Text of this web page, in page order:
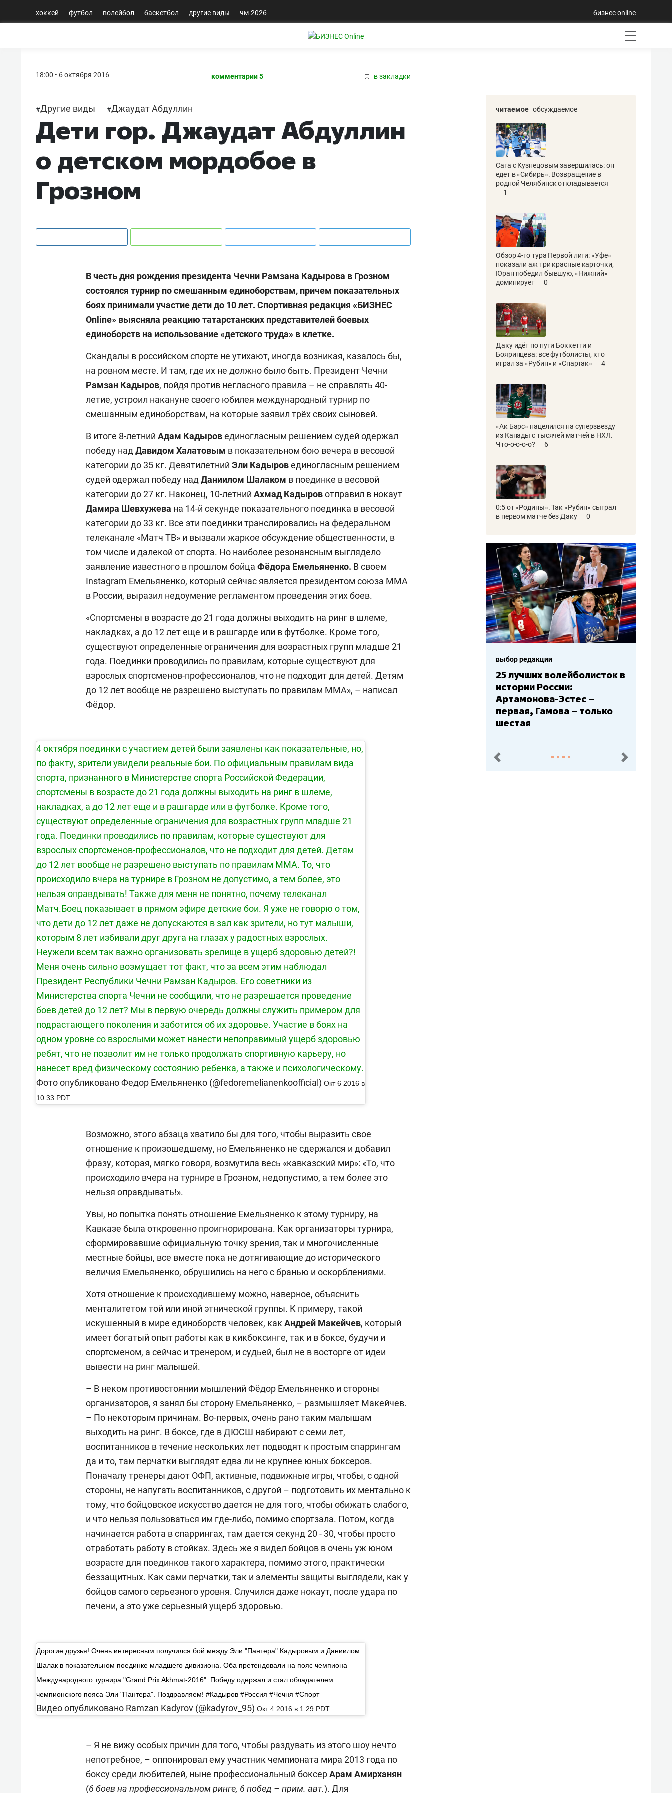
хоккей футбол волейбол баскетбол другие виды чм-2026 бизнес online
18:00 • 6 октября 2016 комментарии 5 в закладки
#Другие виды #Джаудат Абдуллин
Дети гор. Джаудат Абдуллин
о детском мордобое в
Грозном
В честь дня рождения президента Чечни Рамзана Кадырова в Грозном
состоялся турнир по смешанным единоборствам, причем показательных
боях принимали участие дети до 10 лет. Спортивная редакция «БИЗНЕС
Online» выясняла реакцию татарстанских представителей боевых
единоборств на использование «детского труда» в клетке.
Скандалы в российском спорте не утихают, иногда возникая, казалось бы,
на ровном месте. И там, где их не должно было быть. Президент Чечни
Рамзан Кадыров, пойдя против негласного правила – не справлять 40-
летие, устроил накануне своего юбилея международный турнир по
смешанным единоборствам, на которые заявил трёх своих сыновей.
В итоге 8-летний Адам Кадыровединогласным решением судей одержал
победу над Давидом Халатовым в показательном бою вечера в весовой
категории до 35 кг. Девятилетний Эли Кадыровединогласным решением
судей одержал победу над Даниилом Шалаком в поединке в весовой
категории до 27 кг. Наконец, 10-летний Ахмад Кадыровотправил в нокаут
Дамира Шевхужева на 14-й секунде показательного поединка в весовой
категории до 33 кг. Все эти поединки транслировались на федеральном
телеканале «Матч ТВ» и вызвали жаркое обсуждение общественности, в
том числе и далекой от спорта. Но наиболее резонансным выглядело
заявление известного в прошлом бойца Фёдора Емельяненко. В своем
Instagram Емельяненко, который сейчас является президентом союза ММА
в России, выразил недоумение регламентом проведения этих боев.
«Спортсмены в возрасте до 21 года должны выходить на ринг в шлеме,
накладках, а до 12 лет еще и в рашгарде или в футболке. Кроме того,
существуют определенные ограничения для возрастных групп младше 21
года. Поединки проводились по правилам, которые существуют для
взрослых спортсменов-профессионалов, что не подходит для детей. Детям
до 12 лет вообще не разрешено выступать по правилам ММА», – написал
Фёдор.
4 октября поединки с участием детей были заявлены как показательные, но,
по факту, зрители увидели реальные бои. По официальным правилам вида
спорта, признанного в Министерстве спорта Российской Федерации,
спортсмены в возрасте до 21 года должны выходить на ринг в шлеме,
накладках, а до 12 лет еще и в рашгарде или в футболке. Кроме того,
существуют определенные ограничения для возрастных групп младше 21
года. Поединки проводились по правилам, которые существуют для
взрослых спортсменов-профессионалов, что не подходит для детей. Детям
до 12 лет вообще не разрешено выступать по правилам ММА. То, что
происходило вчера на турнире в Грозном не допустимо, а тем более, это
нельзя оправдывать! Также для меня не понятно, почему телеканал
Матч.Боец показывает в прямом эфире детские бои. Я уже не говорю о том,
что дети до 12 лет даже не допускаются в зал как зрители, но тут малыши,
которым 8 лет избивали друг друга на глазах у радостных взрослых.
Неужели всем так важно организовать зрелище в ущерб здоровью детей?!
Меня очень сильно возмущает тот факт, что за всем этим наблюдал
Президент Республики Чечни Рамзан Кадыров. Его советники из
Министерства спорта Чечни не сообщили, что не разрешается проведение
боев детей до 12 лет? Мы в первую очередь должны служить примером для
подрастающего поколения и заботится об их здоровье. Участие в боях на
одном уровне со взрослыми может нанести непоправимый ущерб здоровью
ребят, что не позволит им не только продолжать спортивную карьеру, но
нанесет вред физическому состоянию ребенка, а также и психологическому.
Фото опубликовано Федор Емельяненко (@fedoremelianenkoofficial) Окт 6 2016 в
10:33 PDT
Возможно, этого абзаца хватило бы для того, чтобы выразить свое
отношение к произошедшему, но Емельяненко не сдержался и добавил
фразу, которая, мягко говоря, возмутила весь «кавказский мир»: «То, что
происходило вчера на турнире в Грозном, недопустимо, а тем более это
нельзя оправдывать!».
Увы, но попытка понять отношение Емельяненко к этому турниру, на
Кавказе была откровенно проигнорирована. Как организаторы турнира,
сформировавшие официальную точку зрения, так и многочисленные
местные бойцы, все вместе пока не дотягивающие до исторического
величия Емельяненко, обрушились на него с бранью и оскорблениями.
Хотя отношение к происходившему можно, наверное, объяснить
менталитетом той или иной этнической группы. К примеру, такой
искушенный в мире единоборств человек, как Андрей Макейчев, который
имеет богатый опыт работы как в кикбоксинге, так и в боксе, будучи и
спортсменом, а сейчас и тренером, и судьей, был не в восторге от идеи
вывести на ринг малышей.
– В неком противостоянии мышлений Фёдор Емельяненко и стороны
организаторов, я занял бы сторону Емельяненко, – размышляет Макейчев.
– По некоторым причинам. Во-первых, очень рано таким малышам
выходить на ринг. В боксе, где в ДЮСШ набирают с семи лет,
воспитанников в течение нескольких лет подводят к простым спаррингам
да и то, там перчатки выглядят едва ли не крупнее юных боксеров.
Поначалу тренеры дают ОФП, активные, подвижные игры, чтобы, с одной
стороны, не напугать воспитанников, с другой – подготовить их ментально к
тому, что бойцовское искусство дается не для того, чтобы обижать слабого,
и что нельзя пользоваться им где-либо, помимо спортзала. Потом, когда
начинается работа в спаррингах, там дается секунд 20 - 30, чтобы просто
отработать работу в стойках. Здесь же я видел бойцов в очень уж юном
возрасте для поединков такого характера, помимо этого, практически
беззащитных. Как сами перчатки, так и элементы защиты выглядели, как у
бойцов самого серьезного уровня. Случился даже нокаут, после удара по
печени, а это уже серьезный ущерб здоровью.
Дорогие друзья! Очень интересным получился бой между Эли "Пантера" Кадыровым и Даниилом
Шалак в показательном поединке младшего дивизиона. Оба претендовали на пояс чемпиона
Международного турнира "Grand Prix Akhmat-2016". Победу одержал и стал обладателем
чемпионского пояса Эли "Пантера". Поздравляем! #Кадыров #Россия #Чечня #Спорт
Видео опубликовано Ramzan Kadyrov (@kadyrov_95) Окт 4 2016 в 1:29 PDT
– Я не вижу особых причин для того, чтобы раздувать из этого шоу нечто
непотребное, – оппонировал ему участник чемпионата мира 2013 года по
боксу среди любителей, ныне профессиональный боксерАрам Амирханян
(6 боев на профессиональном ринге, 6 побед – прим. авт.). Для
читаемое обсуждаемое
Сага с Кузнецовым завершилась: он
едет в «Сибирь». Возвращение в
родной Челябинск откладывается
1
Обзор 4-го тура Первой лиги: «Уфе»
показали аж три красные карточки,
Юран победил бывшую, «Нижний»
доминирует
0
Даку идёт по пути Боккетти и
Бояринцева: все футболисты, кто
играл за «Рубин» и «Спартак»
4
«Ак Барс» нацелился на суперзвезду
из Канады с тысячей матчей в НХЛ.
Что-о-о-о-о?
6
0:5 от «Родины». Так «Рубин» сыграл
в первом матче без Даку
0
выбор редакции
25 лучших волейболисток в
истории России:
Артамонова-Эстес –
выбор редакции
Бюджеты клубов КХЛ: СКА
– главный мажор, «Ак
Барс» – второй, «Салават
Юлаев» – середняк
пред. след.